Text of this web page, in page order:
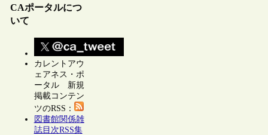
CAポータルにつ
いて
カレントアウ
ェアネス・ポ
ータル 新規
掲載コンテン
ツのRSS：
図書館関係雑
誌目次RSS集